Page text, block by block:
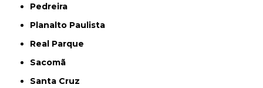
Pedreira
Planalto Paulista
Real Parque
Sacomã
Santa Cruz